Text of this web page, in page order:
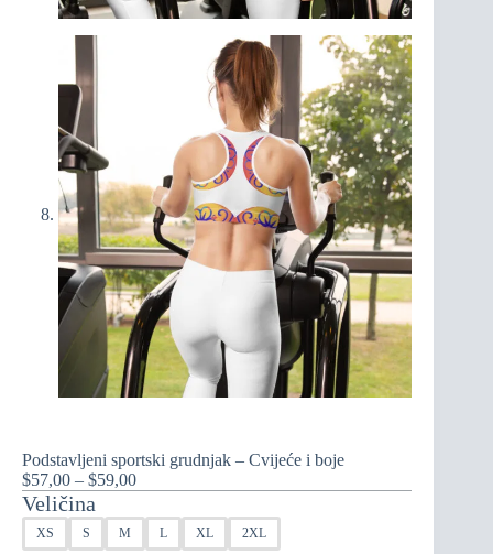
Podstavljeni sportski grudnjak – Cvijeće i boje
$57,00 – $59,00Raspon
od
$57,00
Veličina
XS S M L XL 2XL